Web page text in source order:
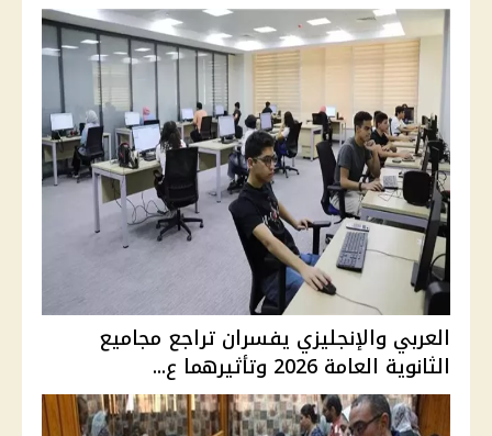
العربي والإنجليزي يفسران تراجع مجاميع
الثانوية العامة 2026 وتأثيرهما ع...